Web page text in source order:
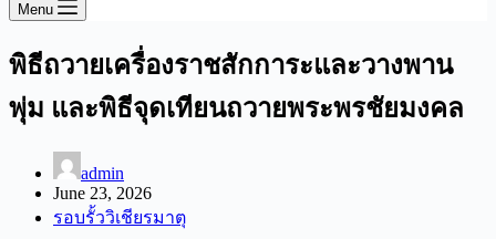
Menu
พิธีถวายเครื่องราชสักการะและวางพาน
พุ่ม และพิธีจุดเทียนถวายพระพรชัยมงคล
admin
June 23, 2026
รอบรั้ววิเชียรมาตุ